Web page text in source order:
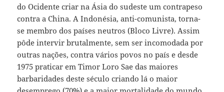
do Ocidente criar na Ásia do sudeste um contrapeso
contra a China. A Indonésia, anti-comunista, torna-
se membro dos países neutros (Bloco Livre). Assim
pôde intervir brutalmente, sem ser incomodada por
outras nações, contra vários povos no país e desde
1975 praticar em Timor Loro Sae das maiores
barbaridades deste século criando lá o maior